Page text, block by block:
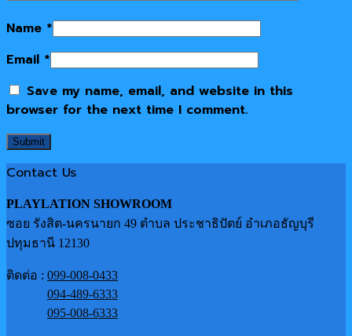
Name *
Email *
Save my name, email, and website in this
browser for the next time I comment.
Contact Us
PLAYLATION SHOWROOM
ซอย รังสิต-นครนายก 49 ตำบล ประชาธิปัตย์ อำเภอธัญบุรี
ปทุมธานี 12130
ติดต่อ : 099-008-0433
094-489-6333
095-008-6333